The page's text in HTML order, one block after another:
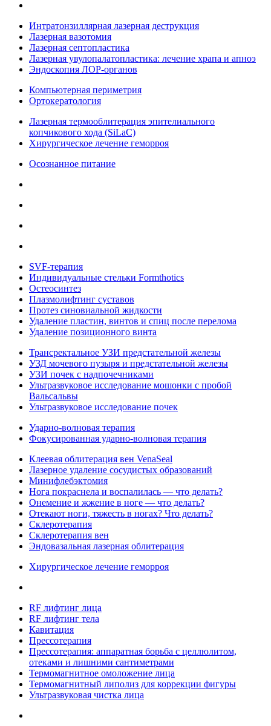
Интратонзиллярная лазерная деструкция
Лазерная вазотомия
Лазерная септопластика
Лазерная увулопалатопластика: лечение храпа и апноэ
Эндоскопия ЛОР-органов
Компьютерная периметрия
Ортокератология
Лазерная термооблитерация эпителиального
копчикового хода (SiLaC)
Хирургическое лечение геморроя
Осознанное питание
SVF-терапия
Индивидуальные стельки Formthotics
Остеосинтез
Плазмолифтинг суставов
Протез синовиальной жидкости
Удаление пластин, винтов и спиц после перелома
Удаление позиционного винта
Трансректальное УЗИ предстательной железы
УЗД мочевого пузыря и предстательной железы
УЗИ почек с надпочечниками
Ультразвуковое исследование мошонки с пробой
Вальсальвы
Ультразвуковое исследование почек
Ударно-волновая терапия
Фокусированная ударно-волновая терапия
Клеевая облитерация вен VenaSeal
Лазерное удаление сосудистых образований
Минифлебэктомия
Нога покраснела и воспалилась — что делать?
Онемение и жжение в ноге — что делать?
Отекают ноги, тяжесть в ногах? Что делать?
Склеротерапия
Склеротерапия вен
Эндовазальная лазерная облитерация
Хирургическое лечение геморроя
RF лифтинг лица
RF лифтинг тела
Кавитация
Прессотерапия
Прессотерапия: аппаратная борьба с целлюлитом,
отеками и лишними сантиметрами
Термомагнитное омоложение лица
Термомагнитный липолиз для коррекции фигуры
Ультразвуковая чистка лица